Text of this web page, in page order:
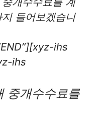
들어보겠습니
ihs
ihs
중개수수료를